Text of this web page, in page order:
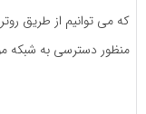
منظور دسترسی به شبکه